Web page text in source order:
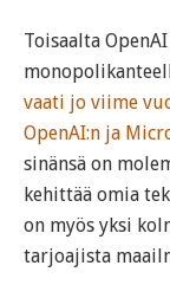
Toisaalta
vaati jo viime
OpenAI:n ja
sinänsä on
kehittää omia
on myös yksi
tarjoajista